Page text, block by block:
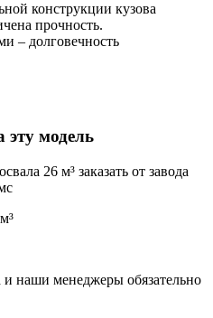
конструкции кузова
прочность.
– долговечность
эту модель
и наши менеджеры обязательно